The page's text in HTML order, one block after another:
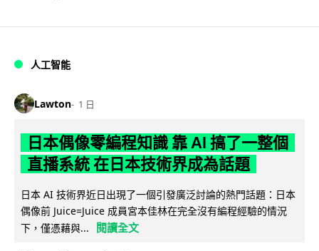
人工智能
Lawton 1 日
日本偶像零編程知識 靠 AI 搞了一整個
直播系統 在日本技術界成為話題
日本 AI 技術界近日出現了一個引發廣泛討論的熱門話題：日本
偶像前 Juice=Juice 成員宮本佳林在完全沒有編程經驗的情況
下，僅憑藉與...
閱讀全文